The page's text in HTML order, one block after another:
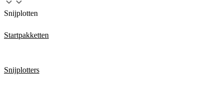
Snijplotten
Startpakketten
Snijplotters